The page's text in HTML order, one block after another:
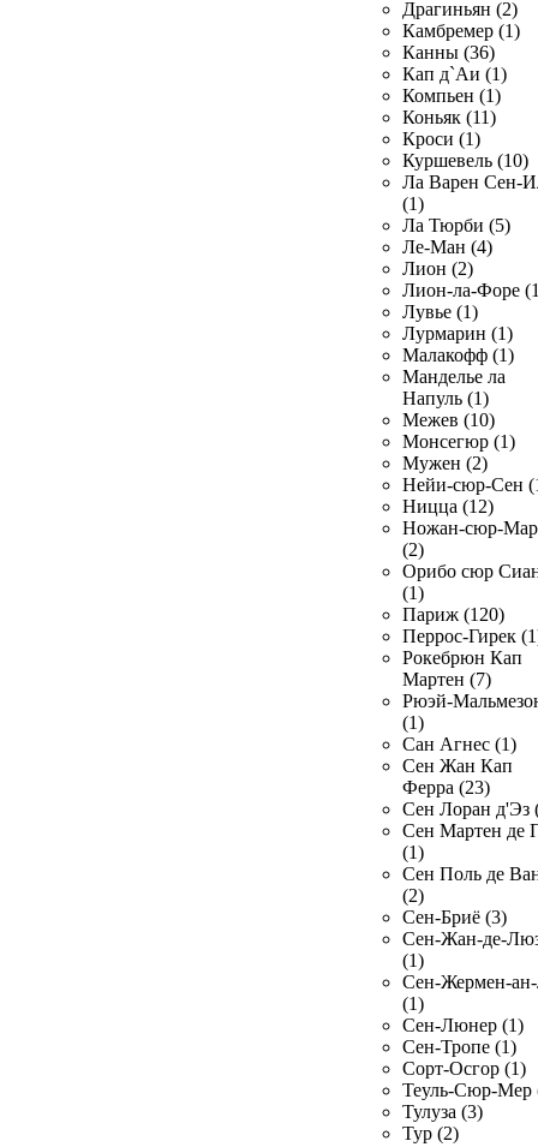
Драгиньян (2)
Камбремер (1)
Канны (36)
Кап д`Аи (1)
Компьен (1)
Коньяк (11)
Кроси (1)
Куршевель (10)
Ла Варен Сен-
(1)
Ла Тюрби (5)
Ле-Ман (4)
Лион (2)
Лион-ла-Форе
Лувье (1)
Лурмарин (1)
Малакофф (1)
Манделье ла
Напуль (1)
Межев (10)
Монсегюр (1)
Мужен (2)
Нейи-сюр-Сен
Ницца (12)
Ножан-сюр-
(2)
Орибо сюр
(1)
Париж (120)
Перрос-Гирек
Рокебрюн Кап
Мартен (7)
Рюэй-
(1)
Сан Агнес (1)
Сен Жан Кап
Ферра (23)
Сен Лоран д'Эз
Сен Мартен де
(1)
Сен Поль де
(2)
Сен-Бриё (3)
Сен-Жан-де-
(1)
Сен-Жермен-
(1)
Сен-Люнер (1)
Сен-Тропе (1)
Сорт-Осгор (1)
Теуль-Сюр-Мер
Тулуза (3)
Тур (2)